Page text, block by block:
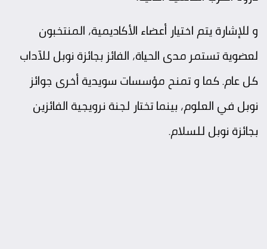
و للإشارة يتم اختيار أعضاء الأكاديمية، المنتخبون
لعضوية تستمر مدى الحياة، الفائز بجائزة نوبل للآداب
كل عام. كما و تمنح مؤسسات سويدية أخرى جوائز
نوبل في العلوم، بينما تختار لجنة نرويجية الفائزين
بجائزة نوبل للسلام.